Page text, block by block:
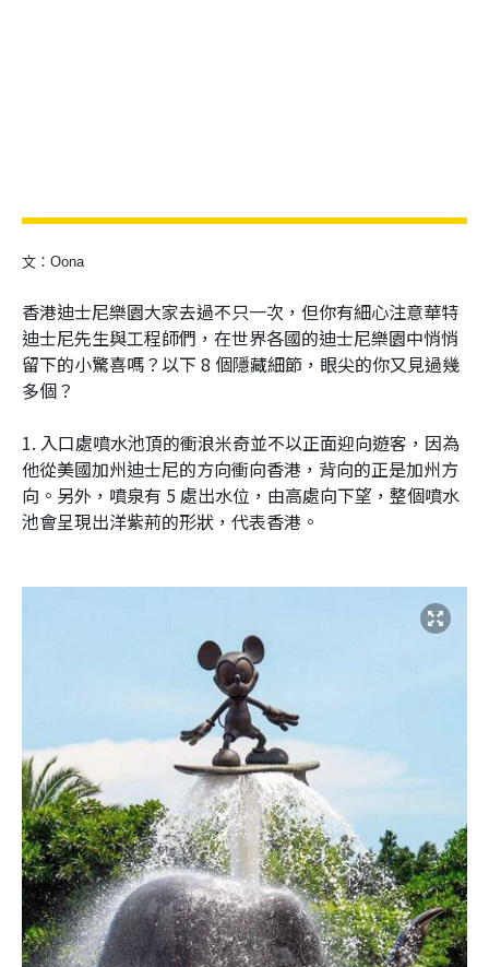
文：Oona
香港迪士尼樂園大家去過不只一次，但你有細心注意華特
迪士尼先生與工程師們，在世界各國的迪士尼樂園中悄悄
留下的小驚喜嗎？以下 8 個隱藏細節，眼尖的你又見過幾
多個？
1. 入口處噴水池頂的衝浪米奇並不以正面迎向遊客，因為
他從美國加州迪士尼的方向衝向香港，背向的正是加州方
向。另外，噴泉有 5 處出水位，由高處向下望，整個噴水
池會呈現出洋紫荊的形狀，代表香港。